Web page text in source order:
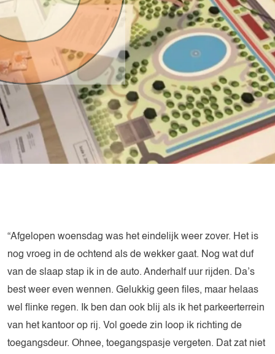
“Afgelopen woensdag was het eindelijk weer zover. Het is
nog vroeg in de ochtend als de wekker gaat. Nog wat duf
van de slaap stap ik in de auto. Anderhalf uur rijden. Da’s
best weer even wennen. Gelukkig geen files, maar helaas
wel flinke regen. Ik ben dan ook blij als ik het parkeerterrein
van het kantoor op rij. Vol goede zin loop ik richting de
toegangsdeur. Ohnee, toegangspasje vergeten. Dat zat niet